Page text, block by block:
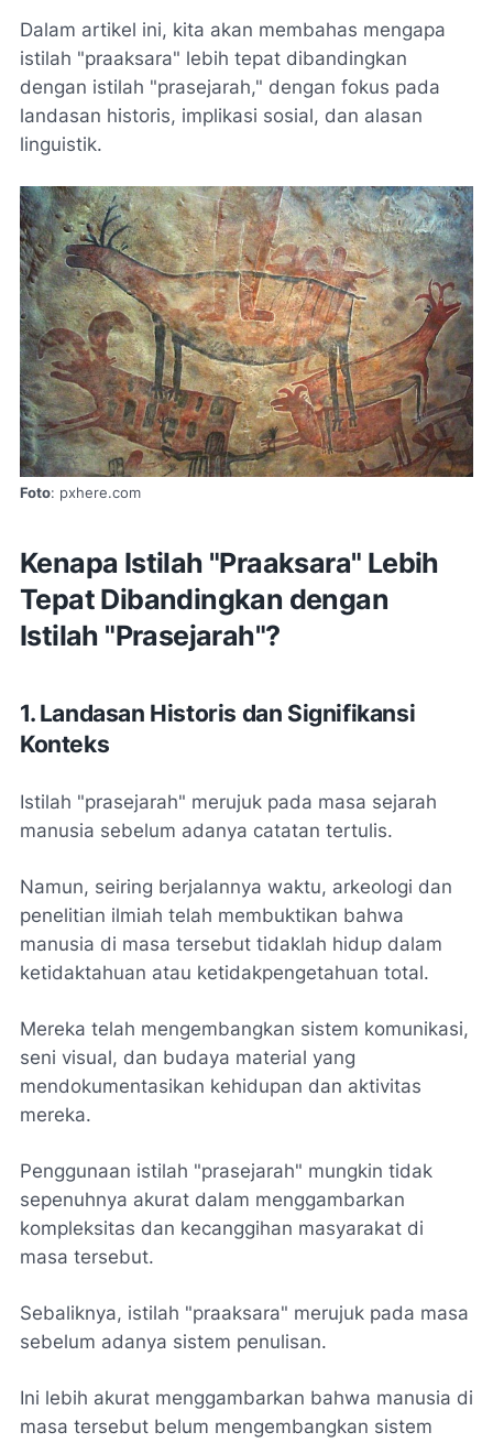
Dalam artikel ini, kita akan membahas mengapa
istilah "praaksara" lebih tepat dibandingkan
dengan istilah "prasejarah," dengan fokus pada
landasan historis, implikasi sosial, dan alasan
linguistik.
Foto: pxhere.com
Kenapa Istilah "Praaksara" Lebih
Tepat Dibandingkan dengan
Istilah "Prasejarah"?
1. Landasan Historis dan Signifikansi
Konteks
Istilah "prasejarah" merujuk pada masa sejarah
manusia sebelum adanya catatan tertulis.
Namun, seiring berjalannya waktu, arkeologi dan
penelitian ilmiah telah membuktikan bahwa
manusia di masa tersebut tidaklah hidup dalam
ketidaktahuan atau ketidakpengetahuan total.
Mereka telah mengembangkan sistem komunikasi,
seni visual, dan budaya material yang
mendokumentasikan kehidupan dan aktivitas
mereka.
Penggunaan istilah "prasejarah" mungkin tidak
sepenuhnya akurat dalam menggambarkan
kompleksitas dan kecanggihan masyarakat di
masa tersebut.
Sebaliknya, istilah "praaksara" merujuk pada masa
sebelum adanya sistem penulisan.
Ini lebih akurat menggambarkan bahwa manusia di
masa tersebut belum mengembangkan sistem